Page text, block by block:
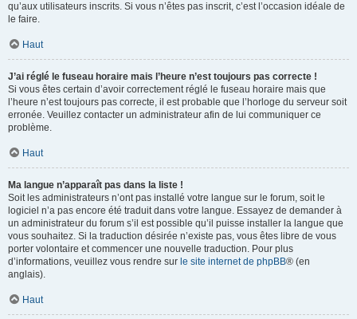
qu’aux utilisateurs inscrits. Si vous n’êtes pas inscrit, c’est l’occasion idéale de
le faire.
Haut
J’ai réglé le fuseau horaire mais l’heure n’est toujours pas correcte !
Si vous êtes certain d’avoir correctement réglé le fuseau horaire mais que
l’heure n’est toujours pas correcte, il est probable que l’horloge du serveur soit
erronée. Veuillez contacter un administrateur afin de lui communiquer ce
problème.
Haut
Ma langue n’apparaît pas dans la liste !
Soit les administrateurs n’ont pas installé votre langue sur le forum, soit le
logiciel n’a pas encore été traduit dans votre langue. Essayez de demander à
un administrateur du forum s’il est possible qu’il puisse installer la langue que
vous souhaitez. Si la traduction désirée n’existe pas, vous êtes libre de vous
porter volontaire et commencer une nouvelle traduction. Pour plus
d’informations, veuillez vous rendre sur le site internet de phpBB® (en
anglais).
Haut